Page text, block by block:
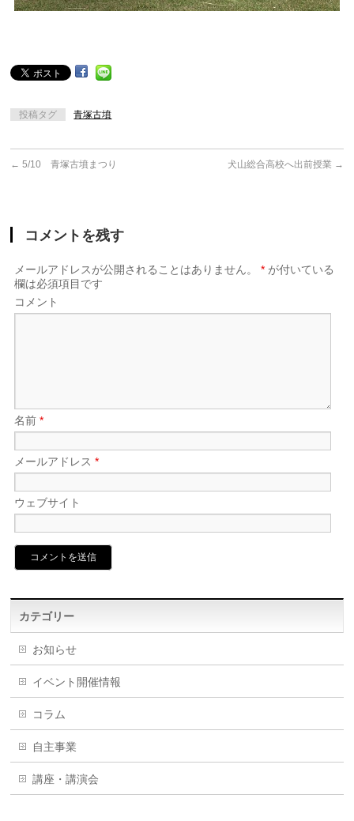
投稿タグ 青塚古墳
← 5/10 青塚古墳まつり 犬山総合高校へ出前授業 →
コメントを残す
メールアドレスが公開されることはありません。 * が付いている
欄は必須項目です
コメント
名前*
メールアドレス*
ウェブサイト
カテゴリー
お知らせ
イベント開催情報
コラム
自主事業
講座・講演会